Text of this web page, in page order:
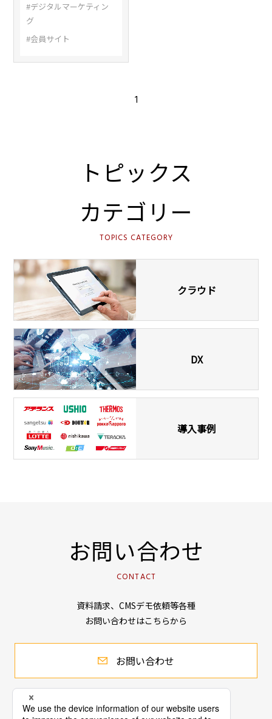
#デジタルマーケティン
グ
#会員サイト
1
トピックス
カテゴリー
TOPICS CATEGORY
クラウド
DX
導入事例
お問い合わせ
CONTACT
資料請求、CMSデモ依頼等各種
お問い合わせはこちらから
お問い合わせ